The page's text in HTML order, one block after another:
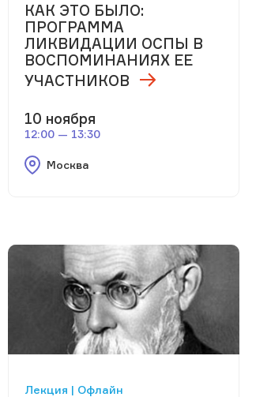
КАК ЭТО БЫЛО:
ПРОГРАММА
ЛИКВИДАЦИИ ОСПЫ В
ВОСПОМИНАНИЯХ ЕЕ
УЧАСТНИКОВ
10 ноября
12:00 — 13:30
Москва
Лекция | Офлайн